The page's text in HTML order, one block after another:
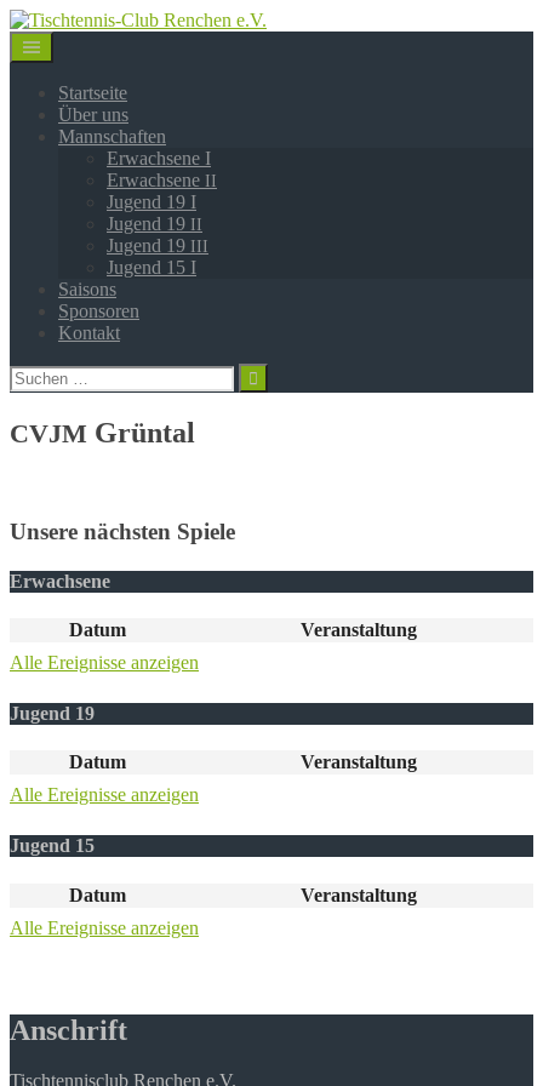
Springe
zum
Inhalt
Startseite
Über uns
Mannschaften
Erwachsene I
Erwachsene II
Jugend 19 I
Jugend 19 II
Jugend 19 III
Jugend 15 I
Saisons
Sponsoren
Kontakt
Suchen
nach:
CVJM Grüntal
Unsere nächsten Spiele
Erwachsene
Datum
Veranstaltung
Alle Ereignisse anzeigen
Jugend 19
Datum
Veranstaltung
Alle Ereignisse anzeigen
Jugend 15
Datum
Veranstaltung
Alle Ereignisse anzeigen
Anschrift
Tischtennisclub Renchen e.V.